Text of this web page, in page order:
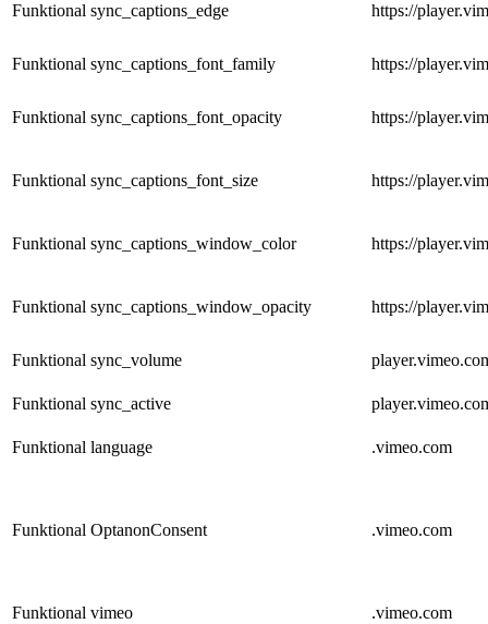
Funktional sync_captions_edge https://
Funktional sync_captions_font_family https://
Funktional sync_captions_font_opacity https://
Funktional sync_captions_font_size https://
Funktional sync_captions_window_color https://
Funktional sync_captions_window_opacity https://
Funktional sync_volume
Funktional sync_active
Funktional language .vimeo.com
Funktional OptanonConsent .vimeo.com
Funktional vimeo .vimeo.com